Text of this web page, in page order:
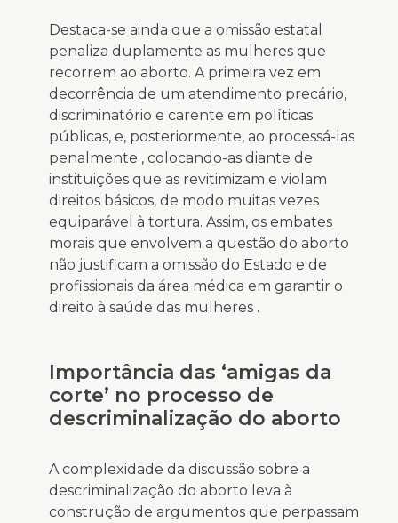
Destaca-se ainda que a omissão estatal
penaliza duplamente as mulheres que
recorrem ao aborto. A primeira vez em
decorrência de um atendimento precário,
discriminatório e carente em políticas
públicas, e, posteriormente, ao processá-las
penalmente , colocando-as diante de
instituições que as revitimizam e violam
direitos básicos, de modo muitas vezes
equiparável à tortura. Assim, os embates
morais que envolvem a questão do aborto
não justificam a omissão do Estado e de
profissionais da área médica em garantir o
direito à saúde das mulheres .
Importância das ‘amigas da
corte’ no processo de
descriminalização do aborto
A complexidade da discussão sobre a
descriminalização do aborto leva à
construção de argumentos que perpassam